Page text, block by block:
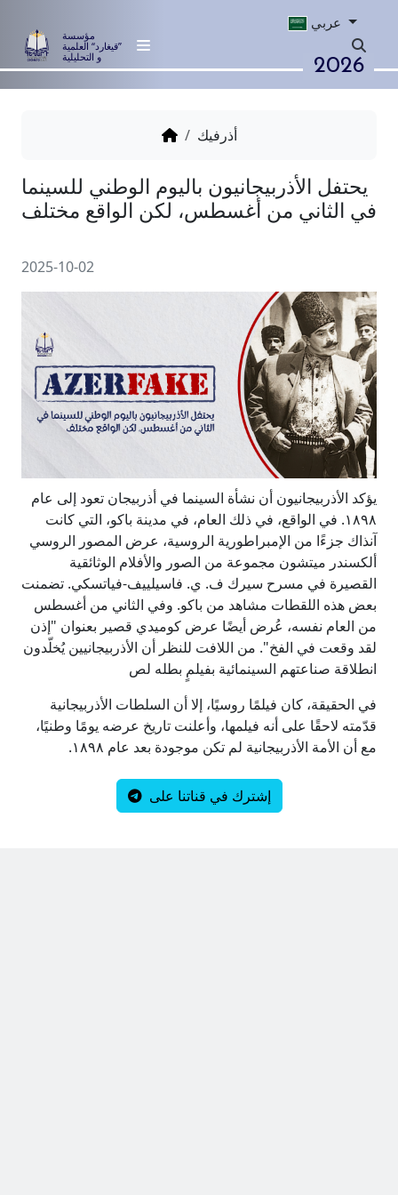
مؤسسة
”قيغارد“ العلمية
و التحليلية
عربي
2026
أذرفيك
باليوم الوطني للسينما
من أغسطس، لكن الواقع مختلف
2025-10-02
يؤكد الأذربيجانيون أن نشأة السينما في أذربيجان تعود إلى عام
١٨٩٨. في الواقع، في ذلك العام، في مدينة باكو، التي كانت
آنذاك جزءًا من الإمبراطورية الروسية، عرض المصور الروسي
ألكسندر ميتشون مجموعة من الصور والأفلام الوثائقية
القصيرة في مسرح سيرك ف. ي. فاسيلييف-فياتسكي. تضمنت
بعض هذه اللقطات مشاهد من باكو. وفي الثاني من أغسطس
من العام نفسه، عُرض أيضًا عرض كوميدي قصير بعنوان "إذن
لقد وقعت في الفخ". من اللافت للنظر أن الأذربيجانيين يُخلّدون
انطلاقة صناعتهم السينمائية بفيلمٍ بطله لص
في الحقيقة، كان فيلمًا روسيًا، إلا أن السلطات الأذربيجانية
قدّمته لاحقًا على أنه فيلمها، وأعلنت تاريخ عرضه يومًا وطنيًا،
مع أن الأمة الأذربيجانية لم تكن موجودة بعد عام ١٨٩٨.
إشترك في قناتنا على